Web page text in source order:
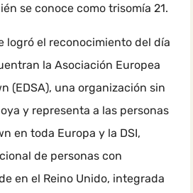
se conoce como trisomía 21.
logró el reconocimiento del día
la Asociación Europea
(EDSA), una organización sin
y representa a las personas
en toda Europa y la DSI,
de personas con
en el Reino Unido, integrada